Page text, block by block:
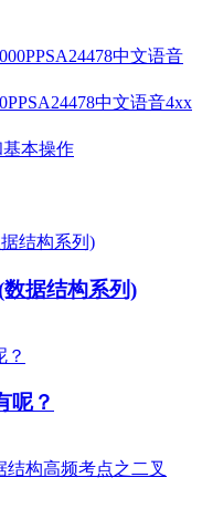
中文语音4xx
本操作
据结构系列)
呢？